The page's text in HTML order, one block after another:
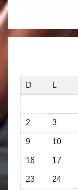
D
L
2 3
9 10
16 17
23 24